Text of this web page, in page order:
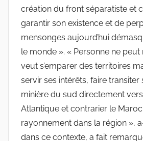
création du front séparatiste et
garantir son existence et de
mensonges aujourd’hui
le monde ». « Personne ne peut
veut s’emparer des territoires
servir ses intérêts, faire
minière du sud directement vers
Atlantique et contrarier le
rayonnement dans la région »,
dans ce contexte, a fait